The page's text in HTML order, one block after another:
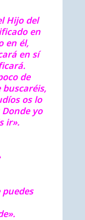
Hijo del
en
en él,
en sí
de
os lo
yo
ir».